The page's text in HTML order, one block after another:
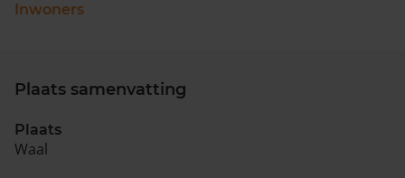
Zoek een woning
Inwoners
Plaats samenvatting
Plaats
Waal